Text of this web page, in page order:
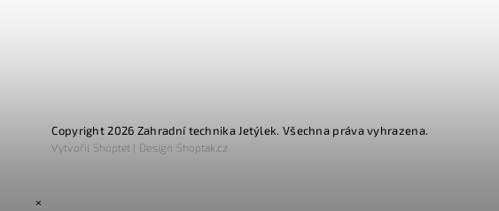
Copyright 2026 Zahradní technika Jetýlek. Všechna práva vyhrazena.
VytvořilShoptet | DesignShoptak.cz
×